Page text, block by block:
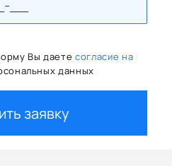
Вы даете согласие на
данных
заявку